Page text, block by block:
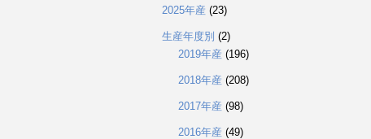
2025年産 (23)
生産年度別 (2)
2019年産 (196)
2018年産 (208)
2017年産 (98)
2016年産 (49)